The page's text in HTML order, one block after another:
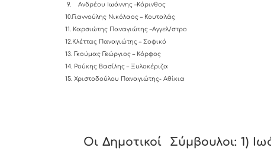
9.
Ανδρέου Ιωάννης –Κόρινθος
10.Γιαννούλης Νικόλαος – Κουταλάς
11.
Καρσιώτης Παναγιώτης –Αγγελ/στρο
12.Κλέττας Παναγιώτης – Σοφικό
13. Γκούμας Γεώργιος – Κόρφος
14. Ρούκης Βασίλης – Ξυλοκέριζα
15. Χριστοδούλου Παναγιώτης- Αθίκια
Οι Δημοτικοί Σύμβουλοι: 1)